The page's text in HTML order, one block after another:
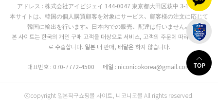
アドレス : 株式会社アイビジェイ 144-0047 東京都大田区萩中 3-17-16
本サイトは、韓国の個人購買顧客を対象にサービス、顧客様の注文に応じて
韓国に輸出を行います。日本内での販売、配達は行いません。
본 사이트는 한국의 개인 구매 고객을 대상으로 서비스, 고객의 주문에 따라 한국으
로 수출합니다. 일본 내 판매, 배달은 하지 않습니다.
대표번호 : 070-7772-4500 메일 : niconicokorea@gmail.com
ⓒcopyright 일본직구쇼핑몰 사이트, 니코니코몰 All rights reserved.